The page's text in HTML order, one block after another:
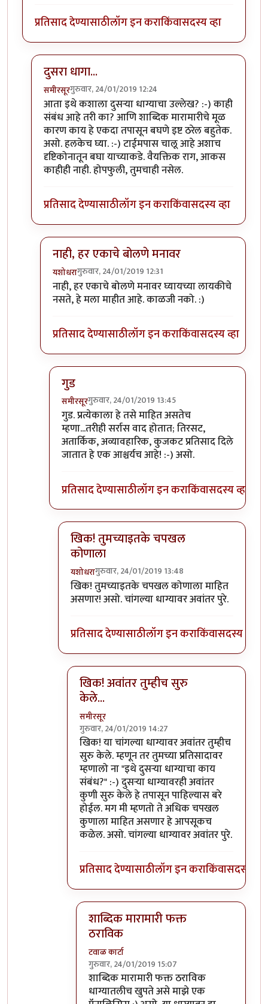
प्रतिसाद देण्यासाठीलॉग इन कराकिंवासदस्य व्हा
दुसरा धागा...
समीरसूरगुरुवार, 24/01/2019 12:24
In reply toमस्त. दुसऱ्या धाग्यावरील (byयशोधरा
आता इथे कशाला दुसर्‍या धाग्याचा उल्लेख? :-) काही
संबंध आहे तरी का? आणि शाब्दिक मारामारीचे मूळ
कारण काय हे एकदा तपासून बघणे इष्ट ठरेल बहुतेक.
असो. हलकेच घ्या. :-) टाईमपास चालू आहे अशाच
दृष्टिकोनातून बघा याच्याकडे. वैयक्तिक राग, आकस
काहीही नाही. होपफुली, तुमचाही नसेल.
प्रतिसाद देण्यासाठीलॉग इन कराकिंवासदस्य व्हा
नाही, हर एकाचे बोलणे मनावर
यशोधरागुरुवार, 24/01/2019 12:31
In reply toदुसरा धागा...byसमीरसूर
नाही, हर एकाचे बोलणे मनावर घ्यायच्या लायकीचे
नसते, हे मला माहीत आहे. काळजी नको. :)
प्रतिसाद देण्यासाठीलॉग इन कराकिंवासदस्य व्हा
गुड
समीरसूरगुरुवार, 24/01/2019 13:45
In reply toनाही, हर एकाचे बोलणे मनावर
गुड. प्रत्येकाला हे तसे माहित असतेच
म्हणा...तरीही सर्रास वाद होतात; तिरसट,
अतार्किक, अव्यावहारिक, कुजकट प्रतिसाद दिले
जातात हे एक आश्चर्यच आहे! :-) असो.
प्रतिसाद देण्यासाठीलॉग इन कराकिंवासदस्य व्हा
खिक! तुमच्याइतके चपखल
कोणाला
यशोधरागुरुवार, 24/01/2019 13:48
In reply toगुडbyसमीरसूर
खिक! तुमच्याइतके चपखल कोणाला माहित
असणार! असो. चांगल्या धाग्यावर अवांतर पुरे.
प्रतिसाद देण्यासाठीलॉग इन कराकिंवासदस्य व्हा
खिक! अवांतर तुम्हीच सुरु
केले...
समीरसूर
गुरुवार, 24/01/2019 14:27
In reply toखिक! तुमच्याइतके चपखल कोणाला
खिक! या चांगल्या धाग्यावर अवांतर तुम्हीच
सुरु केले. म्हणून तर तुमच्या प्रतिसादावर
म्हणालो ना "इथे दुसर्‍या धाग्याचा काय
संबंध?" :-) दुसर्‍या धाग्यावरही अवांतर
कुणी सुरु केले हे तपासून पाहिल्यास बरे
होईल. मग मी म्हणतो ते अधिक चपखल
कुणाला माहित असणार हे आपसूकच
कळेल. असो. चांगल्या धाग्यावर अवांतर पुरे.
प्रतिसाद देण्यासाठीलॉग इन कराकिंवासदस्य व्हा
शाब्दिक मारामारी फक्त
ठराविक
टवाळ कार्टा
गुरुवार, 24/01/2019 15:07
In reply toखिक! अवांतर तुम्हीच सुरु केले...
शाब्दिक मारामारी फक्त ठराविक
धाग्यातलीच खुपते असे माझे एक